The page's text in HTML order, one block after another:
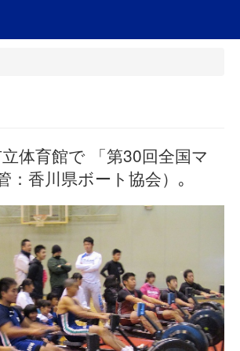
体育館で 「第30回全国マ
香川県ボート協会）｡